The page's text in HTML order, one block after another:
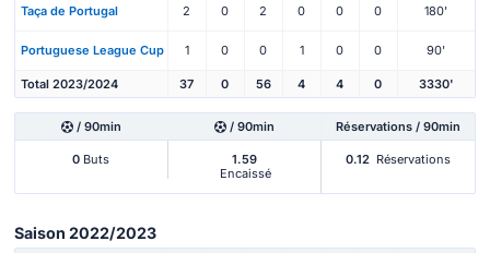
Taça de Portugal 2 0 2 0 0 0 180'
Portuguese League Cup 1 0 0 1 0 0 90'
Total 2023/2024 37 0 56 4 4 0 3330'
/ 90min / 90min Réservations / 90min
0 Buts
1.59
Encaissé
0.12 Réservations
Saison 2022/2023